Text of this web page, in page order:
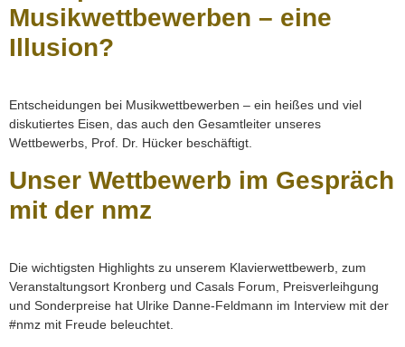
Musikwettbewerben – eine
Illusion?
Entscheidungen bei Musikwettbewerben – ein heißes und viel
diskutiertes Eisen, das auch den Gesamtleiter unseres
Wettbewerbs, Prof. Dr. Hücker beschäftigt.
Unser Wettbewerb im Gespräch
mit der nmz
Die wichtigsten Highlights zu unserem Klavierwettbewerb, zum
Veranstaltungsort Kronberg und Casals Forum, Preisverleihgung
und Sonderpreise hat Ulrike Danne-Feldmann im Interview mit der
#nmz mit Freude beleuchtet.